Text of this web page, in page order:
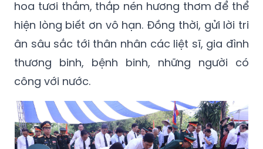
hoa tươi thắm, thắp nén hương thơm để thể
hiện lòng biết ơn vô hạn. Đồng thời, gửi lời tri
ân sâu sắc tới thân nhân các liệt sĩ, gia đình
thương binh, bệnh binh, những người có
công với nước.